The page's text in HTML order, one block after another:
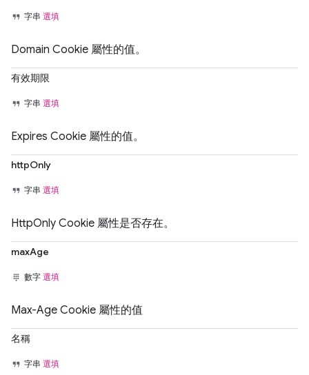
字串 選填
Domain Cookie 屬性的值。
有效期限
字串 選填
Expires Cookie 屬性的值。
httpOnly
字串 選填
HttpOnly Cookie 屬性是否存在。
maxAge
數字 選填
Max-Age Cookie 屬性的值
名稱
字串 選填